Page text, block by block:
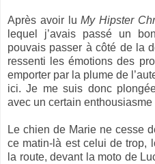
Après avoir luMy Hipster
lequel j’avais passé un
pouvais passer à côté de la
ressenti les émotions des
emporter par la plume de
ici. Je me suis donc
avec un certain enthousiasme
Le chien de Marie ne cesse
ce matin-là est celui de trop,
la route, devant la moto de